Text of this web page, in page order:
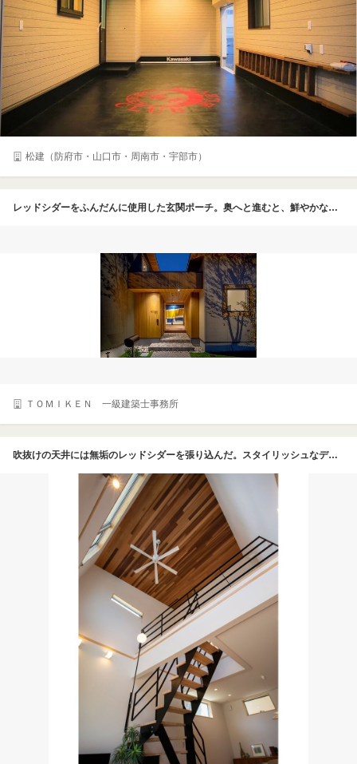
松建（防府市・山口市・周南市・宇部市）
レッドシダーをふんだんに使用した玄関ポーチ。奥へと進むと、鮮やかなテキスタイルの「のれん」。壁や扉、ドアで仕切らず、空間がつながるようにデザインされている
ＴＯＭＩＫＥＮ 一級建築士事務所
吹抜けの天井には無垢のレッドシダーを張り込んだ。スタイリッシュなデザインのファンを回せば、そよそよと柔らかな風を感じて心地よい。スケルトン階段の周りの手すりは、視線を妨げないようにヌケ感のあるデザインとした